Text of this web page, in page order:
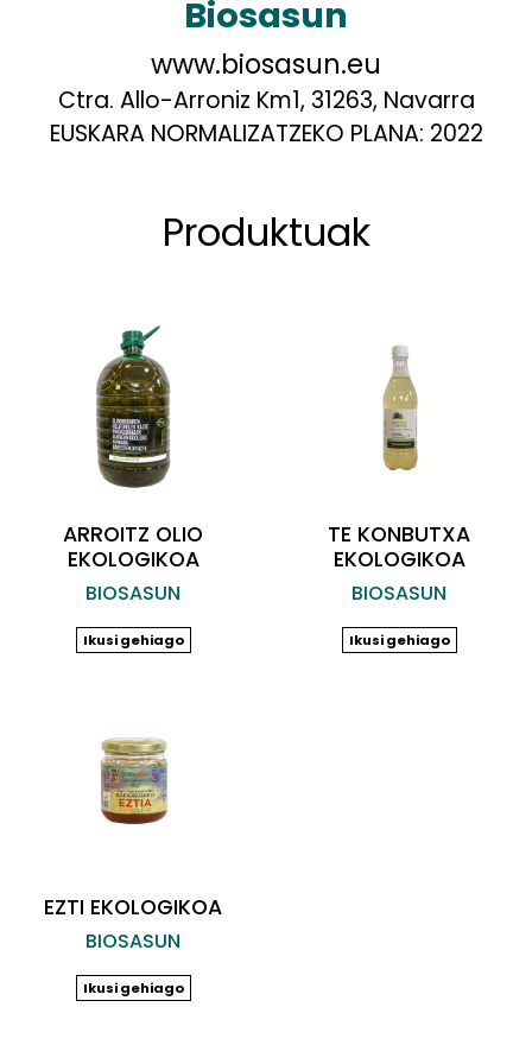
Biosasun
www.biosasun.eu
Ctra. Allo-Arroniz Km1, 31263, Navarra
EUSKARA NORMALIZATZEKO PLANA: 2022
Produktuak
ARROITZ OLIO
EKOLOGIKOA
BIOSASUN
Ikusi gehiago
TE KONBUTXA
EKOLOGIKOA
BIOSASUN
Ikusi gehiago
EZTI EKOLOGIKOA
BIOSASUN
Ikusi gehiago